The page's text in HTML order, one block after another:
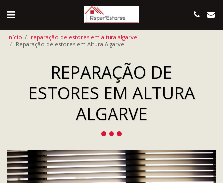
Início
reparação de estores em altura algarve
Reparação de estores em Altura Algarve
REPARAÇÃO DE
ESTORES EM ALTURA
ALGARVE